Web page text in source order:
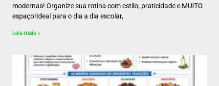
modernas! Organize sua rotina com estilo, praticidade e MUITO
espaço!Ideal para o dia a dia escolar,
Leia mais »